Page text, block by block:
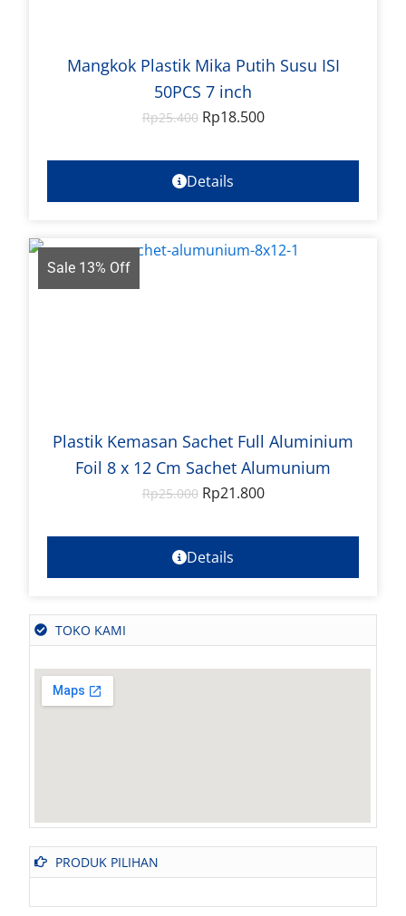
Mangkok Plastik Mika Putih Susu ISI
50PCS 7 inch
Rp25.400 Rp18.500
Details
Sale 13% Off
Plastik Kemasan Sachet Full Aluminium
Foil 8 x 12 Cm Sachet Alumunium
Rp25.000 Rp21.800
Details
TOKO KAMI
PRODUK PILIHAN